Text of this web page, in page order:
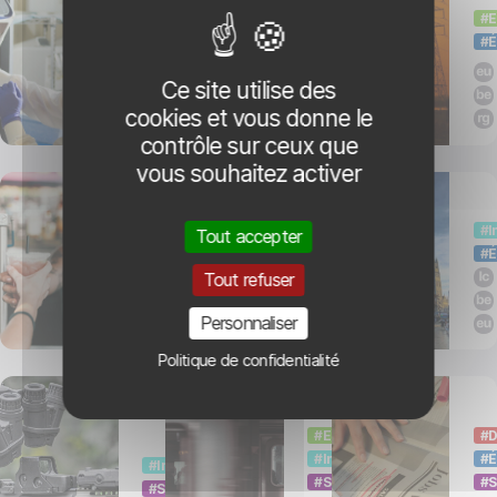
développement
Enseignement
biodiversité
étudiant
professionnelle
et
défense
International
Services publics
Environnement
International
Services publics
Ce site utilise des
cookies et vous donne le
contrôle sur ceux que
vous souhaitez activer
Tout accepter
Tout refuser
Personnaliser
Politique de confidentialité